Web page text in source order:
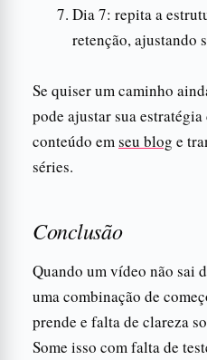
Dia 7: repita a
retenção, ajustando
Se quiser um caminho
pode ajustar sua
conteúdo emseu blog e
séries.
Conclusão
Quando um vídeo não sai
uma combinação de
prende e falta de clareza
Some isso com falta de